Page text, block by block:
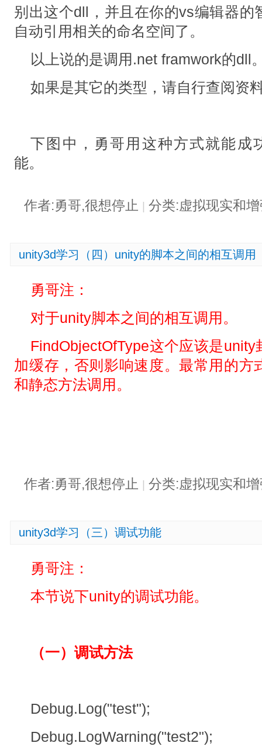
别出这个dll，并且在你的vs编辑器的
自动引用相关的命名空间了。
以上说的是调用.net framwork的dll
如果是其它的类型，请自行查阅资
下图中，勇哥用这种方式就能成
能。
作者:勇哥,很想停止 分类:虚拟现实和
unity3d学习（四）unity的脚本之间的相互调用
勇哥注：
对于unity脚本之间的相互调用。
FindObjectOfType这个应该是
加缓存，否则影响速度。最常用的方
和静态方法调用。
作者:勇哥,很想停止 分类:虚拟现实和
unity3d学习（三）调试功能
勇哥注：
本节说下unity的调试功能。
（一）调试方法
Debug.Log("test");
Debug.LogWarning("test2");